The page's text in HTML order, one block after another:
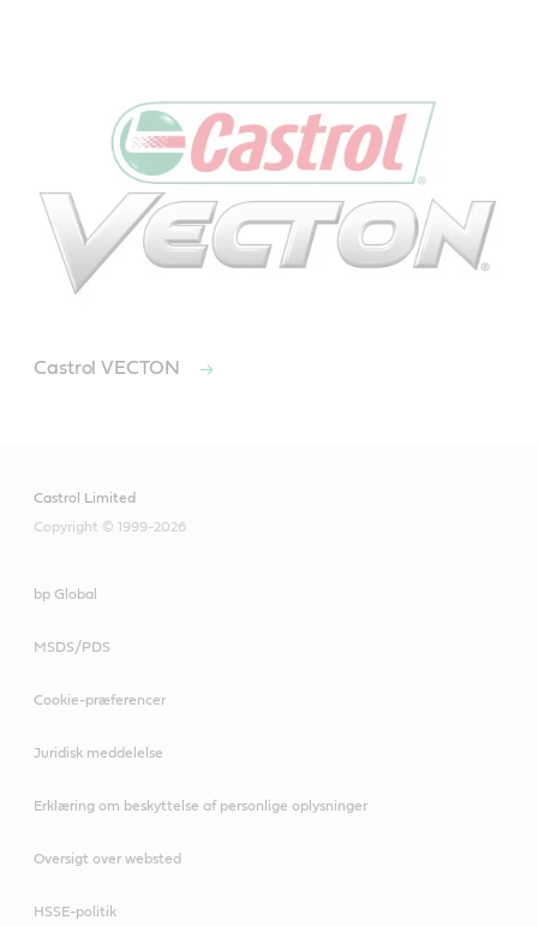
Castrol VECTON
Castrol Limited
Copyright © 1999-2026
bp Global
MSDS/PDS
Cookie-præferencer
Juridisk meddelelse
Erklæring om beskyttelse af personlige oplysninger
Oversigt over websted
HSSE-politik